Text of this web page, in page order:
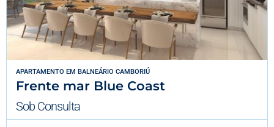
APARTAMENTO EM BALNEÁRIO CAMBORIÚ
Frente mar Blue Coast
Sob Consulta